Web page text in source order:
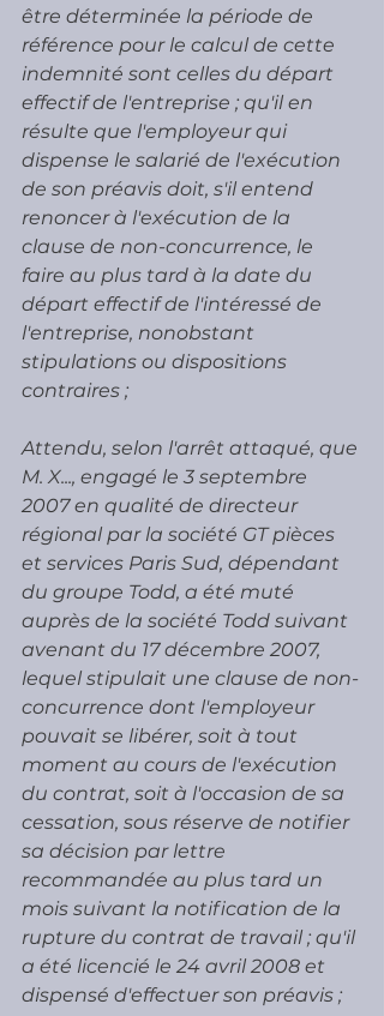
être déterminée la période de
référence pour le calcul de cette
indemnité sont celles du départ
effectif de l'entreprise ; qu'il en
résulte que l'employeur qui
dispense le salarié de l'exécution
de son préavis doit, s'il entend
renoncer à l'exécution de la
clause de non-concurrence, le
faire au plus tard à la date du
départ effectif de l'intéressé de
l'entreprise, nonobstant
stipulations ou dispositions
contraires ;
Attendu, selon l'arrêt attaqué, que
M. X..., engagé le 3 septembre
2007 en qualité de directeur
régional par la société GT pièces
et services Paris Sud, dépendant
du groupe Todd, a été muté
auprès de la société Todd suivant
avenant du 17 décembre 2007,
lequel stipulait une clause de non-
concurrence dont l'employeur
pouvait se libérer, soit à tout
moment au cours de l'exécution
du contrat, soit à l'occasion de sa
cessation, sous réserve de notifier
sa décision par lettre
recommandée au plus tard un
mois suivant la notification de la
rupture du contrat de travail ; qu'il
a été licencié le 24 avril 2008 et
dispensé d'effectuer son préavis ;